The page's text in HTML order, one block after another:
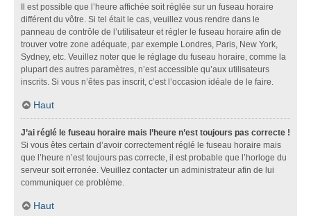
Il est possible que l’heure affichée soit réglée sur un fuseau horaire
différent du vôtre. Si tel était le cas, veuillez vous rendre dans le
panneau de contrôle de l’utilisateur et régler le fuseau horaire afin de
trouver votre zone adéquate, par exemple Londres, Paris, New York,
Sydney, etc. Veuillez noter que le réglage du fuseau horaire, comme la
plupart des autres paramètres, n’est accessible qu’aux utilisateurs
inscrits. Si vous n’êtes pas inscrit, c’est l’occasion idéale de le faire.
Haut
J’ai réglé le fuseau horaire mais l’heure n’est toujours pas correcte !
Si vous êtes certain d’avoir correctement réglé le fuseau horaire mais
que l’heure n’est toujours pas correcte, il est probable que l’horloge du
serveur soit erronée. Veuillez contacter un administrateur afin de lui
communiquer ce problème.
Haut